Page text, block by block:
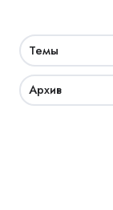
Темы
Архив